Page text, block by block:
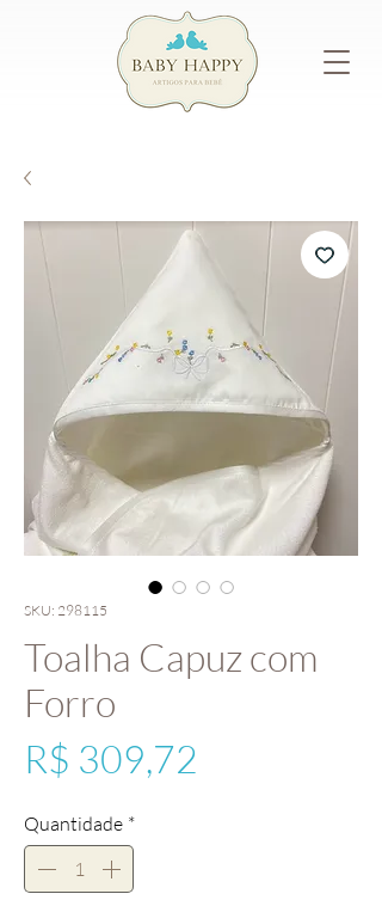
SKU: 298115
Toalha Capuz com
Forro
R$ 309,72
Quantidade *